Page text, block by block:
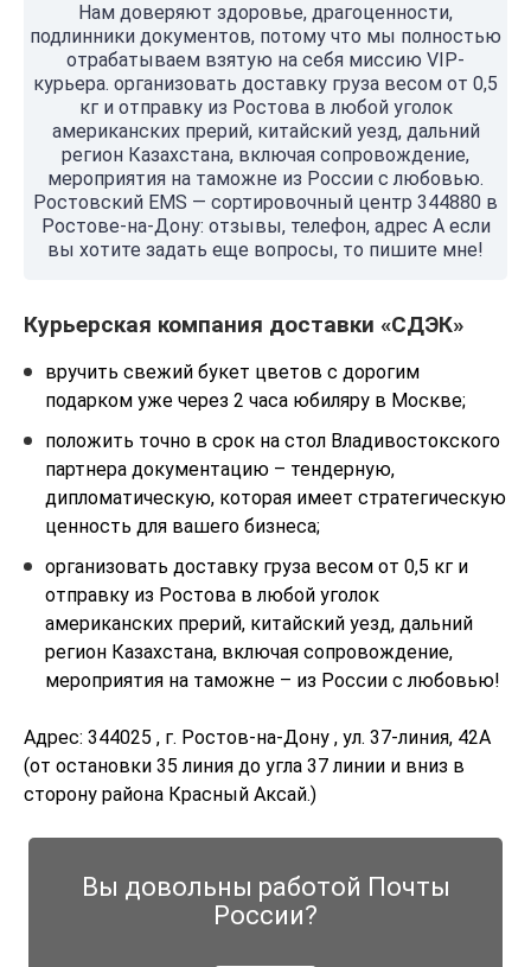
Нам доверяют здоровье, драгоценности,
подлинники документов, потому что мы полностью
отрабатываем взятую на себя миссию VIP-
курьера. организовать доставку груза весом от 0,5
кг и отправку из Ростова в любой уголок
американских прерий, китайский уезд, дальний
регион Казахстана, включая сопровождение,
мероприятия на таможне из России с любовью.
Ростовский EMS — сортировочный центр 344880 в
Ростове-на-Дону: отзывы, телефон, адрес А если
вы хотите задать еще вопросы, то пишите мне!
Курьерская компания доставки «СДЭК»
вручить свежий букет цветов с дорогим
подарком уже через 2 часа юбиляру в Москве;
положить точно в срок на стол Владивостокского
партнера документацию – тендерную,
дипломатическую, которая имеет стратегическую
ценность для вашего бизнеса;
организовать доставку груза весом от 0,5 кг и
отправку из Ростова в любой уголок
американских прерий, китайский уезд, дальний
регион Казахстана, включая сопровождение,
мероприятия на таможне – из России с любовью!
Адрес: 344025 , г. Ростов-на-Дону , ул. 37-линия, 42А
(от остановки 35 линия до угла 37 линии и вниз в
сторону района Красный Аксай.)
Вы довольны работой Почты
России?